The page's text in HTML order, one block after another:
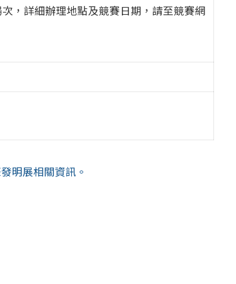
，詳細辦理地點及競賽日期，請至競賽網
明展相關資訊。